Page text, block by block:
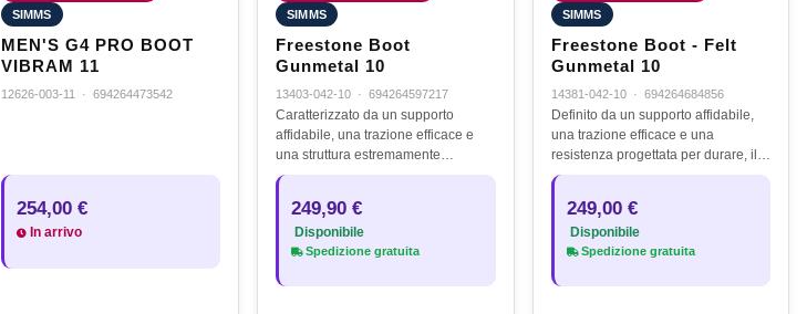
SIMMS
MEN'S G4 PRO BOOT
VIBRAM 11
12626-003-11 · 694264473542
254,00 €
In arrivo
SIMMS
Freestone Boot
Gunmetal 10
13403-042-10 · 694264597217
Caratterizzato da un supporto
affidabile, una trazione efficace e
una struttura estremamente
resistente, lo stivale Freestone,
affrontare con sicurezza un’ampia…
249,90 €
Disponibile
Spedizione gratuita
SIMMS
Freestone Boot - Felt
Gunmetal 10
14381-042-10 · 694264684856
Definito da un supporto affidabile,
una trazione efficace e una
resistenza progettata per durare, il
Freestone Boot affronta con
wading, offrendo prestazioni…
249,00 €
Disponibile
Spedizione gratuita